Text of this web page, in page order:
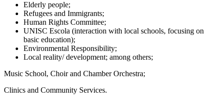
Elderly people;
Refugees and Immigrants;
Human Rights Committee;
UNISC Escola (interaction with local schools, focusing on
basic education);
Environmental Responsibility;
Local reality/ development; among others;
Music School, Choir and Chamber Orchestra;
Clinics and Community Services.